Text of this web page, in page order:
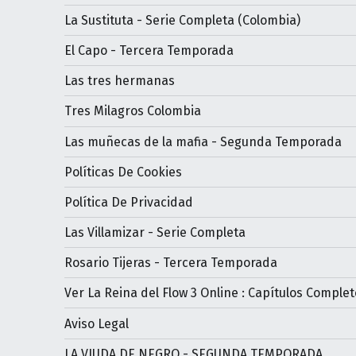
La Sustituta - Serie Completa (Colombia)
El Capo - Tercera Temporada
Las tres hermanas
Tres Milagros Colombia
Las muñecas de la mafia - Segunda Temporada
Políticas De Cookies
Política De Privacidad
Las Villamizar - Serie Completa
Rosario Tijeras - Tercera Temporada
Ver La Reina del Flow 3 Online : Capítulos
Aviso Legal